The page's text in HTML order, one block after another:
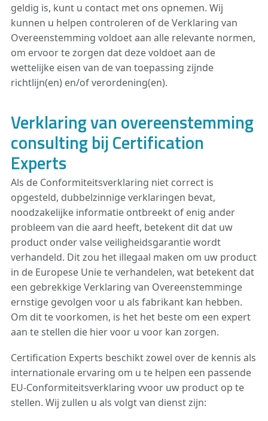
geldig is, kunt u contact met ons opnemen. Wij
kunnen u helpen controleren of de Verklaring van
Overeenstemming voldoet aan alle relevante normen,
om ervoor te zorgen dat deze voldoet aan de
wettelijke eisen van de van toepassing zijnde
richtlijn(en) en/of verordening(en).
Verklaring van overeenstemming
consulting bij Certification
Experts
Als de Conformiteitsverklaring niet correct is
opgesteld, dubbelzinnige verklaringen bevat,
noodzakelijke informatie ontbreekt of enig ander
probleem van die aard heeft, betekent dit dat uw
product onder valse veiligheidsgarantie wordt
verhandeld. Dit zou het illegaal maken om uw product
in de Europese Unie te verhandelen, wat betekent dat
een gebrekkige Verklaring van Overeenstemminge
ernstige gevolgen voor u als fabrikant kan hebben.
Om dit te voorkomen, is het het beste om een expert
aan te stellen die hier voor u voor kan zorgen.
Certification Experts beschikt zowel over de kennis als
internationale ervaring om u te helpen een passende
EU-Conformiteitsverklaring vvoor uw product op te
stellen. Wij zullen u als volgt van dienst zijn: